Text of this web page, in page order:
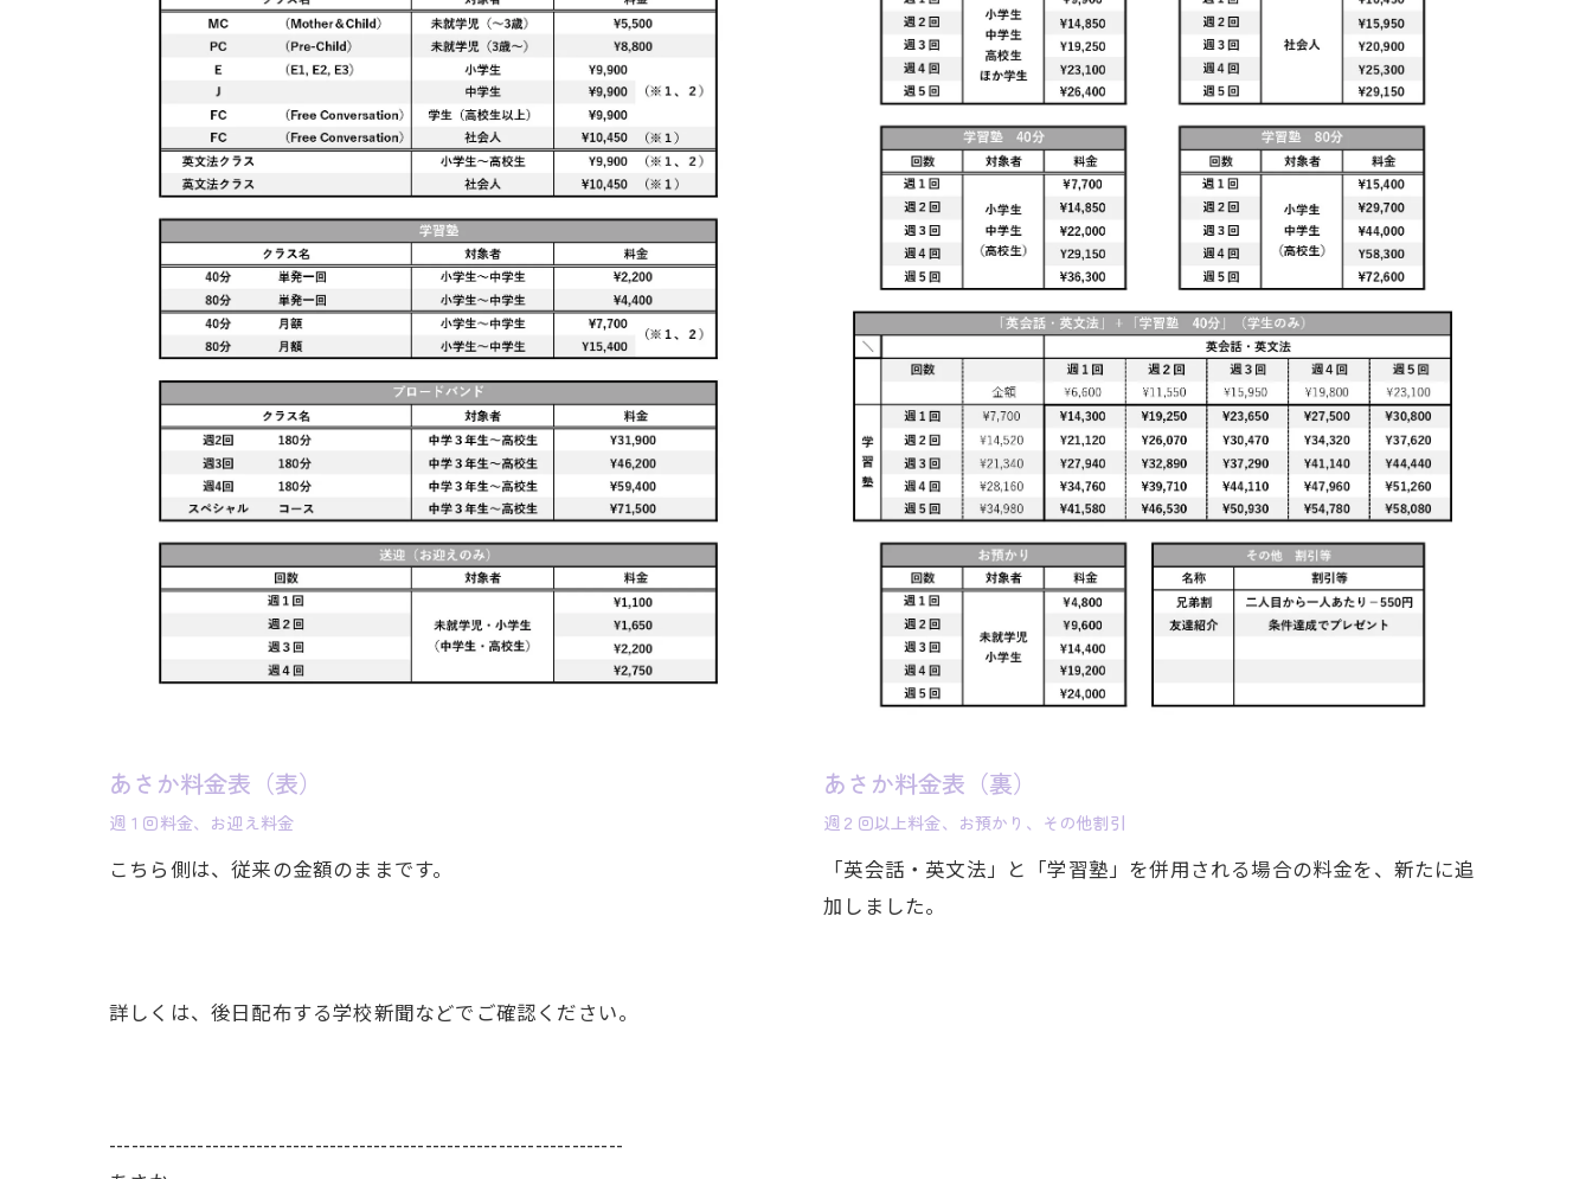
あさか料金表（表）
週１回料金、お迎え料金
こちら側は、従来の金額のままです。
あさか料金表（裏）
週２回以上料金、お預かり、その他割引
「英会話・英文法」と「学習塾」を併用される場合の料金を、新たに追
加しました。
詳しくは、後日配布する学校新聞などでご確認ください。
----------------------------------------------------------------------